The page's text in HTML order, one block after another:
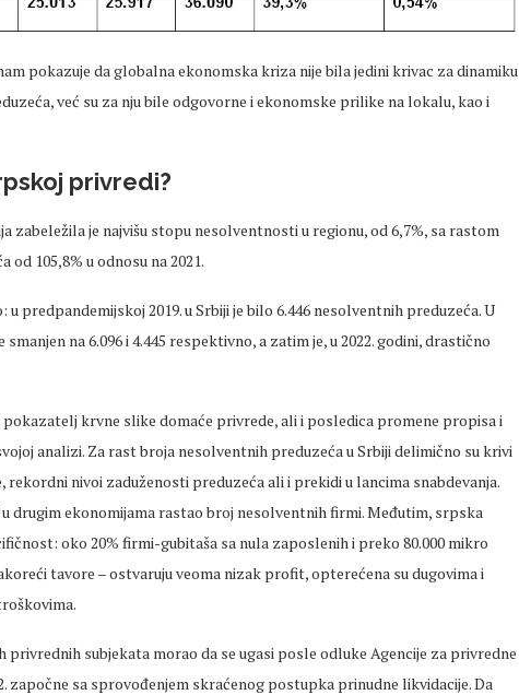
pokazuje da globalna ekonomska kriza nije bila jedini krivac za dinamiku
već su za nju bile odgovorne i ekonomske prilike na lokalu, kao i
privredi?
zabeležila je najvišu stopu nesolventnosti u regionu, od 6,7%, sa rastom
105,8% u odnosu na 2021.
predpandemijskoj 2019. u Srbiji je bilo 6.446 nesolventnih preduzeća. U
na 6.096 i 4.445 respektivno, a zatim je, u 2022. godini, drastično
krvne slike domaće privrede, ali i posledica promene propisa i
analizi. Za rast broja nesolventnih preduzeća u Srbiji delimično su krivi
rekordni nivoi zaduženosti preduzeća ali i prekidi u lancima snabdevanja.
drugim ekonomijama rastao broj nesolventnih firmi. Međutim, srpska
oko 20% firmi-gubitaša sa nula zaposlenih i preko 80.000 mikro
tavore – ostvaruju veoma nizak profit, opterećena su dugovima i
privrednih subjekata morao da se ugasi posle odluke Agencije za privredne
započne sa sprovođenjem skraćenog postupka prinudne likvidacije. Da